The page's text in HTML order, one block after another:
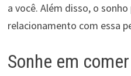
a você. Além disso, o
relacionamento com essa
Sonhe em